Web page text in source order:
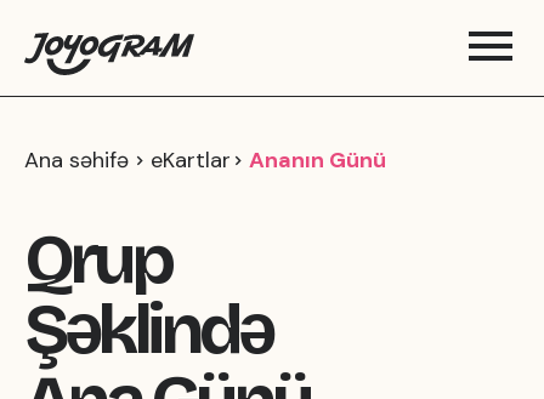
Ana səhifə eKartlar Ananın Günü
Qrup
Şəklində